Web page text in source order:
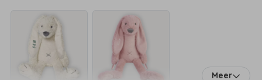
Meer